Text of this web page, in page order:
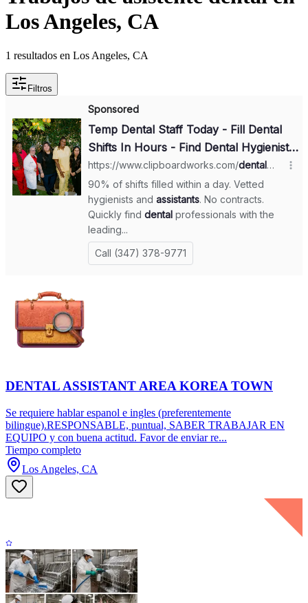
Los Angeles, CA
1 resultados en Los Angeles, CA
Filtros
DENTAL ASSISTANT AREA KOREA TOWN
Se requiere hablar espanol e ingles (preferentemente
bilingue).RESPONSABLE, puntual, SABER TRABAJAR EN
EQUIPO y con buena actitud. Favor de enviar re...
Tiempo completo
Los Angeles, CA